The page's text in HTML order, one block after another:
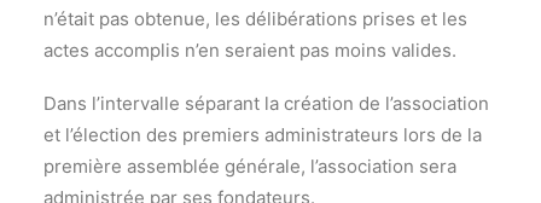
n’était pas obtenue, les délibérations prises et les
actes accomplis n’en seraient pas moins valides.
Dans l’intervalle séparant la création de l’association
et l’élection des premiers administrateurs lors de la
première assemblée générale, l’association sera
administrée par ses fondateurs.